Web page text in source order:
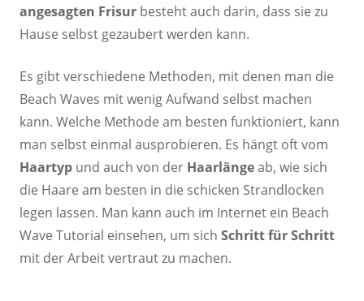
angesagten Frisur besteht auch darin, dass sie zu
Hause selbst gezaubert werden kann.
Es gibt verschiedene Methoden, mit denen man die
Beach Waves mit wenig Aufwand selbst machen
kann. Welche Methode am besten funktioniert, kann
man selbst einmal ausprobieren. Es hängt oft vom
Haartyp und auch von der Haarlängeab, wie sich
die Haare am besten in die schicken Strandlocken
legen lassen. Man kann auch im Internet ein Beach
Wave Tutorial einsehen, um sich Schritt für Schritt
mit der Arbeit vertraut zu machen.